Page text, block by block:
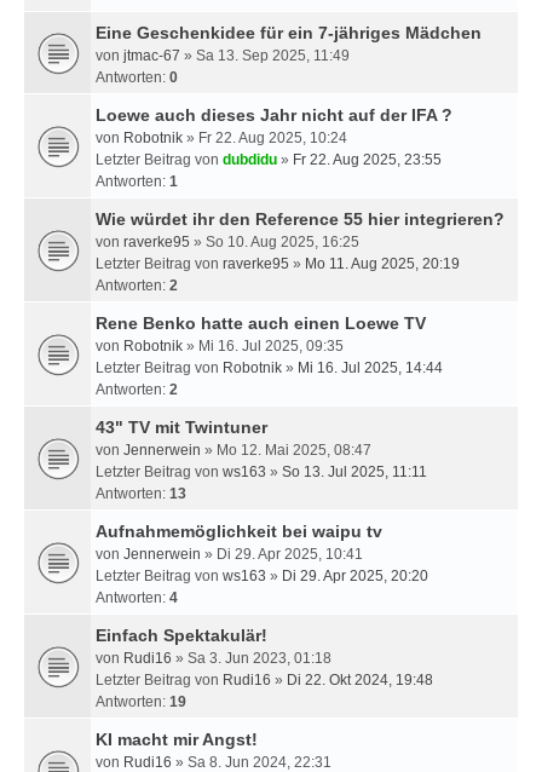
Eine Geschenkidee für ein 7-jähriges Mädchen
von jtmac-67 » Sa 13. Sep 2025, 11:49
Antworten: 0
Loewe auch dieses Jahr nicht auf der IFA ?
von Robotnik » Fr 22. Aug 2025, 10:24
Letzter Beitrag von dubdidu » Fr 22. Aug 2025, 23:55
Antworten: 1
Wie würdet ihr den Reference 55 hier integrieren?
von raverke95 » So 10. Aug 2025, 16:25
Letzter Beitrag von raverke95 » Mo 11. Aug 2025, 20:19
Antworten: 2
Rene Benko hatte auch einen Loewe TV
von Robotnik » Mi 16. Jul 2025, 09:35
Letzter Beitrag von Robotnik » Mi 16. Jul 2025, 14:44
Antworten: 2
43" TV mit Twintuner
von Jennerwein » Mo 12. Mai 2025, 08:47
Letzter Beitrag von ws163 » So 13. Jul 2025, 11:11
Antworten: 13
Aufnahmemöglichkeit bei waipu tv
von Jennerwein » Di 29. Apr 2025, 10:41
Letzter Beitrag von ws163 » Di 29. Apr 2025, 20:20
Antworten: 4
Einfach Spektakulär!
von Rudi16 » Sa 3. Jun 2023, 01:18
Letzter Beitrag von Rudi16 » Di 22. Okt 2024, 19:48
Antworten: 19
KI macht mir Angst!
von Rudi16 » Sa 8. Jun 2024, 22:31